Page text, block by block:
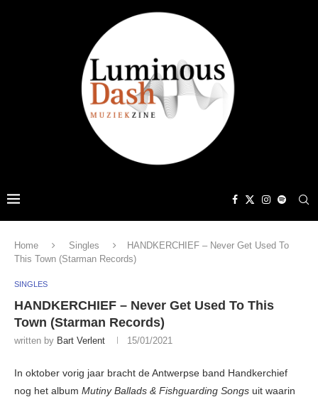
Home Singles
HANDKERCHIEF – Never Get Used To
This Town (Starman Records)
SINGLES
HANDKERCHIEF – Never Get Used To This
Town (Starman Records)
written by Bart Verlent 15/01/2021
In oktober vorig jaar bracht de Antwerpse band Handkerchief
nog het album Mutiny Ballads & Fishguarding Songs uit waarin